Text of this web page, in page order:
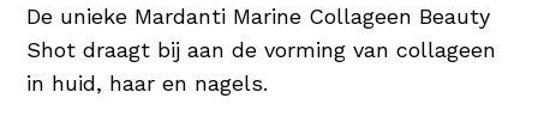
De unieke Mardanti Marine Collageen Beauty
Shot draagt bij aan de vorming van collageen
in huid, haar en nagels.